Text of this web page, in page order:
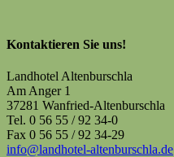
Kontaktieren Sie uns!
Landhotel Altenburschla
Am Anger 1
37281 Wanfried-Altenburschla
Tel. 0 56 55 / 92 34-0
Fax 0 56 55 / 92 34-29
info@landhotel-altenburschla.de